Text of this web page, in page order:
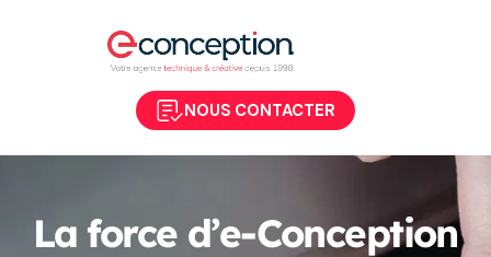
NOUS CONTACTER
La force d’e-Conception